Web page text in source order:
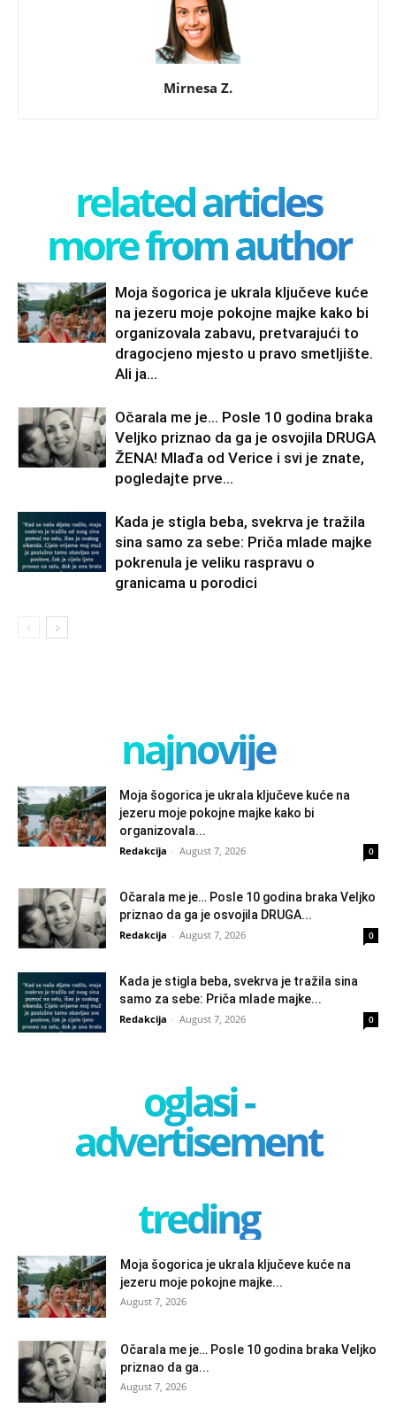
Mirnesa Z.
related articles
more from author
Moja šogorica je ukrala ključeve kuće
na jezeru moje pokojne majke kako bi
organizovala zabavu, pretvarajući to
dragocjeno mjesto u pravo smetljište.
Ali ja...
Očarala me je… Posle 10 godina braka
Veljko priznao da ga je osvojila DRUGA
ŽENA! Mlađa od Verice i svi je znate,
pogledajte prve...
Kada je stigla beba, svekrva je tražila
sina samo za sebe: Priča mlade majke
pokrenula je veliku raspravu o
granicama u porodici
najnovije
Moja šogorica je ukrala ključeve kuće na
jezeru moje pokojne majke kako bi
organizovala...
Redakcija - August 7, 2026 0
Očarala me je… Posle 10 godina braka Veljko
priznao da ga je osvojila DRUGA...
Redakcija - August 7, 2026 0
Kada je stigla beba, svekrva je tražila sina
samo za sebe: Priča mlade majke...
Redakcija - August 7, 2026 0
oglasi -
advertisement
treding
Moja šogorica je ukrala ključeve kuće na
jezeru moje pokojne majke...
August 7, 2026
Očarala me je… Posle 10 godina braka Veljko
priznao da ga...
August 7, 2026